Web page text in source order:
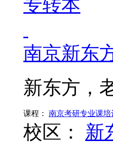
南京新东
新东方，
课程： 南京考研专业课培
校区：
新